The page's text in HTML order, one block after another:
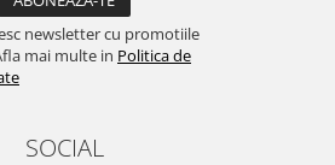
newsletter cu promotiile
mai multe in Politica de
SOCIAL